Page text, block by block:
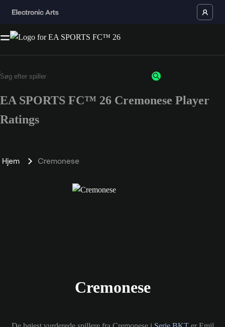
EA SPORTS FC™ 26 Cremonese Player
Ratings
Hjem Cremonese
Cremonese